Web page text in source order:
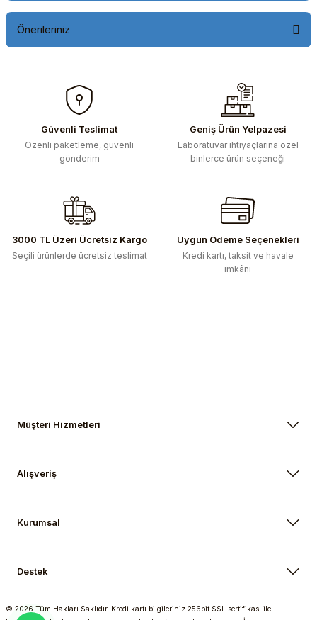
Önerileriniz
konularda yetersiz gördüğünüz noktaları öneri formunu
kullanarak tarafımıza iletebilirsiniz.
Görüş ve önerileriniz için teşekkür ederiz.
Ürün resmi kalitesiz, bozuk veya görüntülenemiyor.
Ürün fiyatı diğer sitelerden daha pahalı.
Bu ürüne benzer farklı alternatifler olmalı.
Güvenli Teslimat
Özenli paketleme, güvenli
gönderim
Geniş Ürün Yelpazesi
Laboratuvar ihtiyaçlarına özel
binlerce ürün seçeneği
3000 TL Üzeri Ücretsiz Kargo
Seçili ürünlerde ücretsiz teslimat
Uygun Ödeme Seçenekleri
Kredi kartı, taksit ve havale
imkânı
Müşteri Hizmetleri
Alışveriş
Kurumsal
Destek
© 2026 Tüm Hakları Saklıdır. Kredi kartı bilgileriniz 256bit SSL sertifikası ile